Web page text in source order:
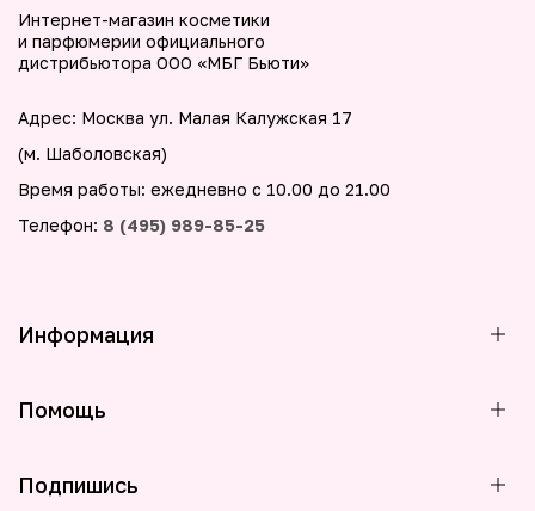
Интернет-магазин косметики
и парфюмерии официального
дистрибьютора ООО «МБГ Бьюти»
Адрес: Москва ул. Малая Калужская 17
(м. Шаболовская)
Время работы: ежедневно с 10.00 до 21.00
Телефон: 8 (495) 989-85-25
Информация
Помощь
Подпишись